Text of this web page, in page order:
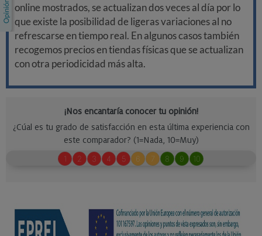
online mostrados, se actualizan dos veces al día por lo
que existe la posibilidad de ligeras variaciones al no
refrescarse en tiempo real. En algunos casos también
recogemos precios en tiendas físicas que se actualizan
con otra periodicidad más alta.